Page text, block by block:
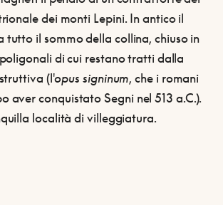
dei monti Lepini. In antico il
tutto il sommo della collina, chiuso in
di cui restano tratti dalla
(l'opus signinum, che i romani
aver conquistato Segni nel 513 a.C.).
località di villeggiatura.